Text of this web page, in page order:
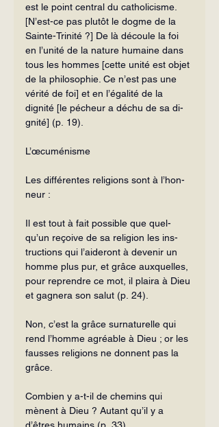
est le point central du catholi­cisme.
[N’est-ce pas plutôt le dogme de la
Sainte-Trinité ?] De là découle la foi
en l’unité de la nature humaine dans
tous les hommes [cette unité est objet
de la philosophie. Ce n’est pas une
vérité de foi] et en l’égalité de la
dignité [le pécheur a déchu de sa di­
gnité] (p. 19).
L’œcuménisme
Les différentes religions sont à l’hon­
neur :
Il est tout à fait possible que quel­
qu’un reçoive de sa religion les ins­
tructions qui l’aideront à devenir un
homme plus pur, et grâce auxquelles,
pour reprendre ce mot, il plaira à Dieu
et gagnera son salut (p. 24).
Non, c’est la grâce surnaturelle qui
rend l’homme agréable à Dieu ; or les
fausses religions ne donnent pas la
grâce.
Combien y a-t-il de chemins qui
mènent à Dieu ? Autant qu’il y a
d’êtres humains (p. 33).